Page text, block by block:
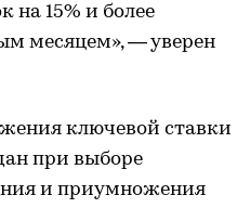
на 15% и более
месяцем», — уверен
ключевой ставки
при выборе
и приумножения